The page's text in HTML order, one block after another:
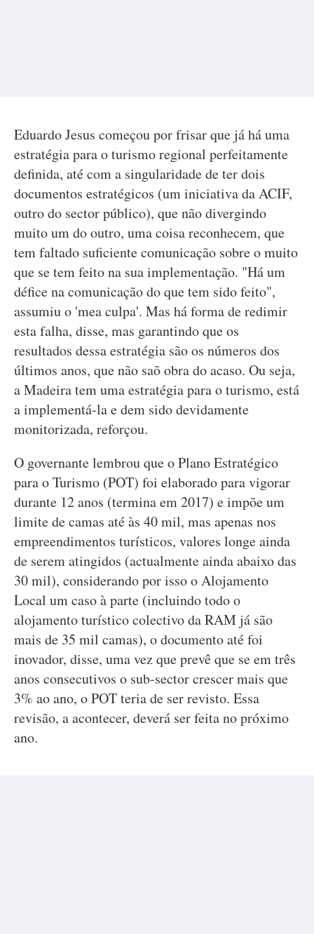
Eduardo Jesus começou por frisar que já há uma
estratégia para o turismo regional perfeitamente
definida, até com a singularidade de ter dois
documentos estratégicos (um iniciativa da ACIF,
outro do sector público), que não divergindo
muito um do outro, uma coisa reconhecem, que
tem faltado suficiente comunicação sobre o muito
que se tem feito na sua implementação. "Há um
défice na comunicação do que tem sido feito",
assumiu o 'mea culpa'. Mas há forma de redimir
esta falha, disse, mas garantindo que os
resultados dessa estratégia são os números dos
últimos anos, que não saõ obra do acaso. Ou seja,
a Madeira tem uma estratégia para o turismo, está
a implementá-la e dem sido devidamente
monitorizada, reforçou.
O governante lembrou que o Plano Estratégico
para o Turismo (POT) foi elaborado para vigorar
durante 12 anos (termina em 2017) e impõe um
limite de camas até às 40 mil, mas apenas nos
empreendimentos turísticos, valores longe ainda
de serem atingidos (actualmente ainda abaixo das
30 mil), considerando por isso o Alojamento
Local um caso à parte (incluindo todo o
alojamento turístico colectivo da RAM já são
mais de 35 mil camas), o documento até foi
inovador, disse, uma vez que prevê que se em três
anos consecutivos o sub-sector crescer mais que
3% ao ano, o POT teria de ser revisto. Essa
revisão, a acontecer, deverá ser feita no próximo
ano.